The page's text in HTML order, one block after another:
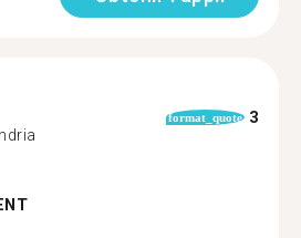
format_quote 3